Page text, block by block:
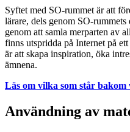
Syftet med SO-rummet är att
lärare, dels genom SO-
genom att samla merparten av
finns utspridda på Internet på
är att skapa inspiration, öka
ämnena.
Läs om vilka som står bakom
Användning av